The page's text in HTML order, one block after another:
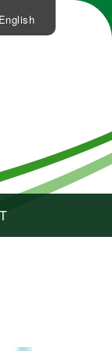
English